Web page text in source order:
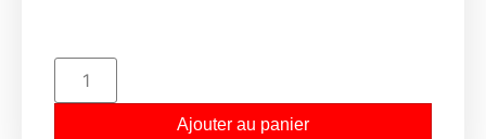
Ajouter au panier